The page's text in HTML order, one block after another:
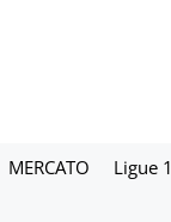
MERCATO Ligue 1